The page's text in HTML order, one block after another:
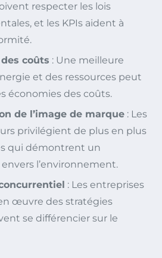
respecter les lois
et les KPIs aident à
coûts : Une meilleure
et des ressources peut
économies des coûts.
de l’image de marque : Les
privilégient de plus en plus
qui démontrent un
l’environnement.
: Les entreprises
œuvre des stratégies
se différencier sur le